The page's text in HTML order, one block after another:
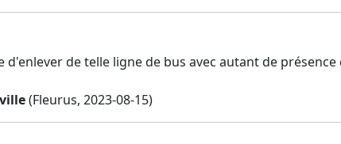
d'enlever de telle ligne de bus avec autant de présence
(Fleurus, 2023-08-15)